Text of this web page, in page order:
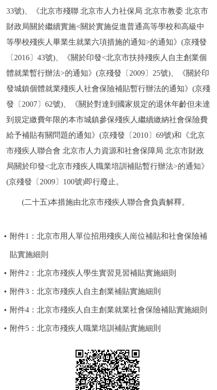
33號)、《北京市殘聯 北京市人力社保局 北京市教委 北京市
財政局關於繼續實施<關於實施促進普通高等學校和高級中
等學校殘疾人畢業生就業六項措施的通知>的通知》(京殘發
〔2016〕43號)、《關於印發<北京市扶持殘疾人自主創業個
體就業暫行辦法>的通知》(京殘發〔2009〕25號)、《關於印
發城鎮個體就業殘疾人社會保險補貼暫行辦法的通知》(京殘
發〔2007〕62號)、《關於對達到國家規定的退休年齡但未達
到規定繳費年限的本市城鎮參保殘疾人繼續繳納社會保險費
給予補貼有關問題的通知》(京殘發〔2010〕69號)和《北京
市殘疾人聯合會 北京市人力資源和社會保障局 北京市財政
局關於印發<北京市殘疾人職業培訓補貼暫行辦法>的通知》
(京殘發〔2009〕100號)即行廢止。
(二十五)本措施由北京市殘疾人聯合會負責解釋。
附件1：北京市用人單位招用殘疾人崗位補貼和社會保險補
貼實施細則
附件2：北京市殘疾人學生實習見習補貼實施細則
附件3：北京市殘疾人自主創業補貼實施細則
附件4：北京市殘疾人自主創業就業社會保險補貼實施細則
附件5：北京市殘疾人職業培訓補貼實施細則